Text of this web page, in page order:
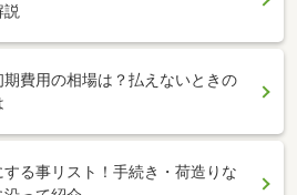
説
期費用の相場は？払えないときの
する事リスト！手続き・荷造りな